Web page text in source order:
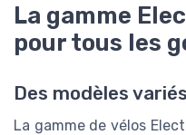
La gamme
pour tous les
Des modèles
La gamme de vélos